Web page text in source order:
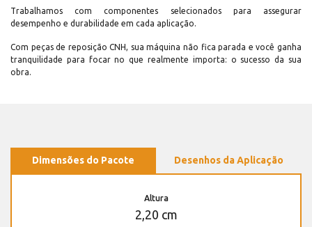
Trabalhamos com componentes selecionados para assegurar
desempenho e durabilidade em cada aplicação.
Com peças de reposição CNH, sua máquina não fica parada e você ganha
tranquilidade para focar no que realmente importa: o sucesso da sua
obra.
Dimensões do Pacote Desenhos da Aplicação
Altura
2,20 cm